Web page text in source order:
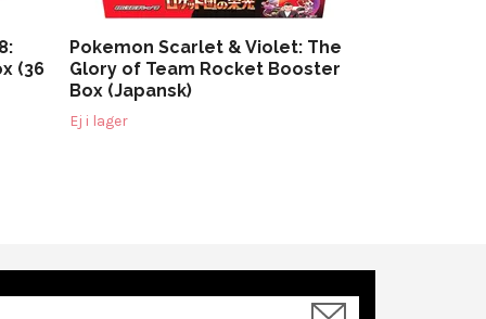
(36
Pokemon Scarlet & Violet: The
Glory of Team Rocket Booster
Box (Japansk)
Ej i lager